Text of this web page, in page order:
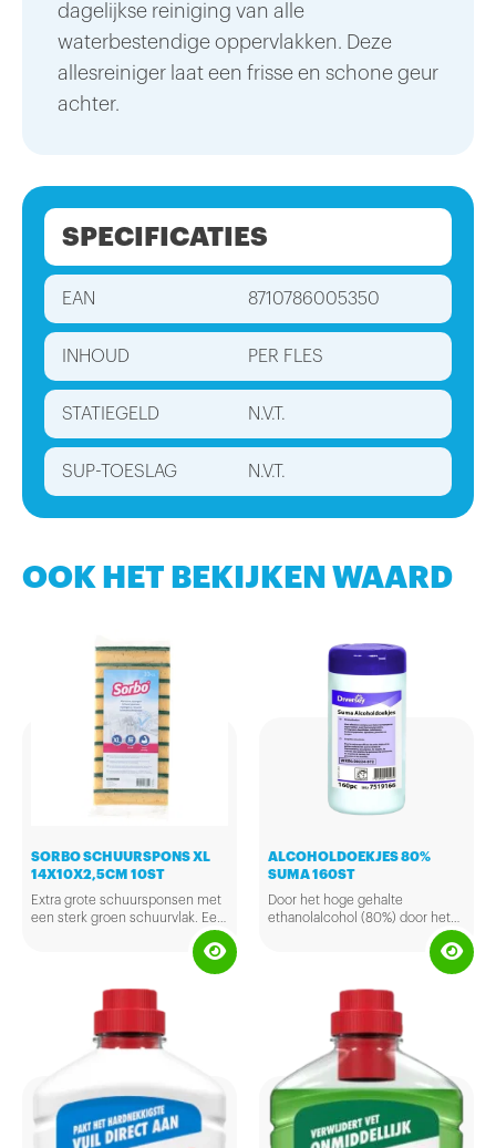
dagelijkse reiniging van alle
waterbestendige oppervlakken. Deze
allesreiniger laat een frisse en schone geur
achter.
SPECIFICATIES
EAN 8710786005350
INHOUD PER FLES
STATIEGELD N.V.T.
SUP-TOESLAG N.V.T.
OOK HET BEKIJKEN WAARD
SORBO SCHUURSPONS XL
14X10X2,5CM 10ST
Extra grote schuursponsen met
een sterk groen schuurvlak. Een
Afmetingen: 14x10x2,5cm
ALCOHOLDOEKJES 80%
SUMA 160ST
Door het hoge gehalte
ethanolalcohol (80%) door het
Diversey Suma alcoholdoekjes
zijn met alcohol
geïmpregneerde tissues. De
doekjes zijn bestemd voor het
reinigen van instrumenten, zoals
thermometervoelers,
deurklinken en andere
oppervlakken.